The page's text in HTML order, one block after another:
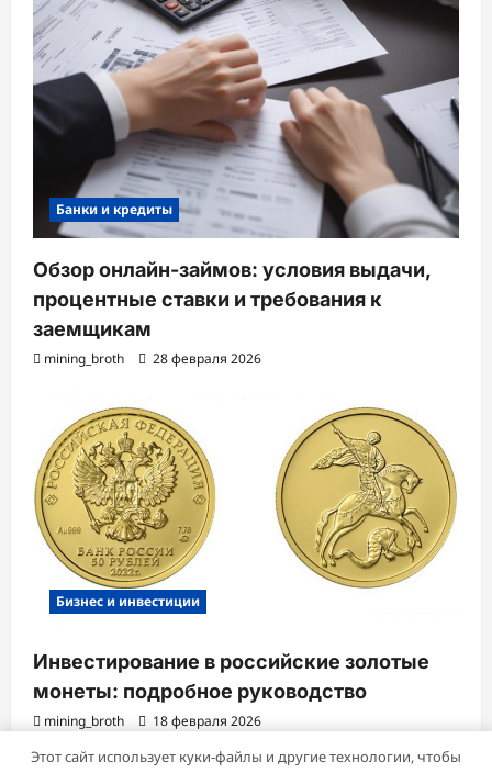
Банки и кредиты
Обзор онлайн-займов: условия выдачи,
процентные ставки и требования к
заемщикам
mining_broth 28 февраля 2026
Бизнес и инвестиции
Инвестирование в российские золотые
монеты: подробное руководство
mining_broth 18 февраля 2026
Этот сайт использует куки-файлы и другие технологии, чтобы